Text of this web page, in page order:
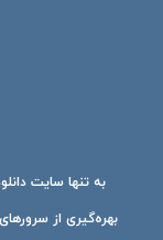
به تنها سایت
بهره‌گیری از